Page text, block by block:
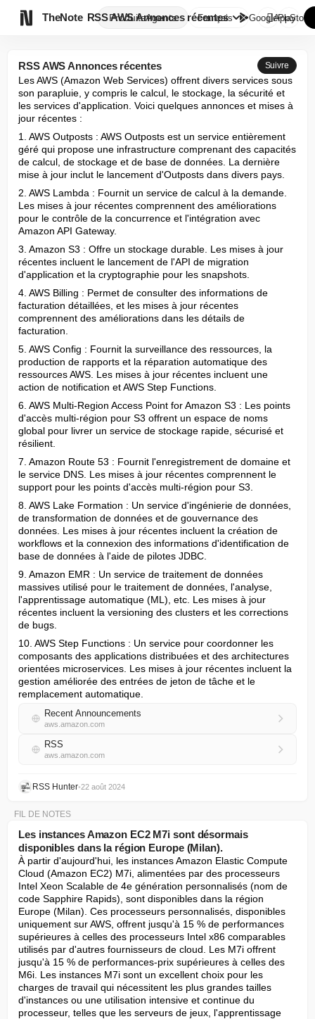
TheNote ProduitsAgents
RSS AWS Annonces récentes
Français GooglePlay
AppStore
RSS AWS Annonces récentes Suivre
Les AWS (Amazon Web Services) offrent divers services sous
son parapluie, y compris le calcul, le stockage, la sécurité et
les services d'application. Voici quelques annonces et mises à
jour récentes :
1. AWS Outposts : AWS Outposts est un service entièrement
géré qui propose une infrastructure comprenant des capacités
de calcul, de stockage et de base de données. La dernière
mise à jour inclut le lancement d'Outposts dans divers pays.
2. AWS Lambda : Fournit un service de calcul à la demande.
Les mises à jour récentes comprennent des améliorations
pour le contrôle de la concurrence et l'intégration avec
Amazon API Gateway.
3. Amazon S3 : Offre un stockage durable. Les mises à jour
récentes incluent le lancement de l'API de migration
d'application et la cryptographie pour les snapshots.
4. AWS Billing : Permet de consulter des informations de
facturation détaillées, et les mises à jour récentes
comprennent des améliorations dans les détails de
facturation.
5. AWS Config : Fournit la surveillance des ressources, la
production de rapports et la réparation automatique des
ressources AWS. Les mises à jour récentes incluent une
action de notification et AWS Step Functions.
6. AWS Multi-Region Access Point for Amazon S3 : Les points
d'accès multi-région pour S3 offrent un espace de noms
global pour livrer un service de stockage rapide, sécurisé et
résilient.
7. Amazon Route 53 : Fournit l'enregistrement de domaine et
le service DNS. Les mises à jour récentes comprennent le
support pour les points d'accès multi-région pour S3.
8. AWS Lake Formation : Un service d'ingénierie de données,
de transformation de données et de gouvernance des
données. Les mises à jour récentes incluent la création de
workflows et la connexion des informations d'identification de
base de données à l'aide de pilotes JDBC.
9. Amazon EMR : Un service de traitement de données
massives utilisé pour le traitement de données, l'analyse,
l'apprentissage automatique (ML), etc. Les mises à jour
récentes incluent la versioning des clusters et les corrections
de bugs.
10. AWS Step Functions : Un service pour coordonner les
composants des applications distribuées et des architectures
orientées microservices. Les mises à jour récentes incluent la
gestion améliorée des entrées de jeton de tâche et le
remplacement automatique.
Recent Announcements
aws.amazon.com
RSS
aws.amazon.com
RSS Hunter•22 août 2024
FIL DE NOTES
Les instances Amazon EC2 M7i sont désormais
disponibles dans la région Europe (Milan).
À partir d'aujourd'hui, les instances Amazon Elastic Compute
Cloud (Amazon EC2) M7i, alimentées par des processeurs
Intel Xeon Scalable de 4e génération personnalisés (nom de
code Sapphire Rapids), sont disponibles dans la région
Europe (Milan). Ces processeurs personnalisés, disponibles
uniquement sur AWS, offrent jusqu'à 15 % de performances
supérieures à celles des processeurs Intel x86 comparables
utilisés par d'autres fournisseurs de cloud. Les M7i offrent
jusqu'à 15 % de performances-prix supérieures à celles des
M6i. Les instances M7i sont un excellent choix pour les
charges de travail qui nécessitent les plus grandes tailles
d'instances ou une utilisation intensive et continue du
processeur, telles que les serveurs de jeux, l'apprentissage